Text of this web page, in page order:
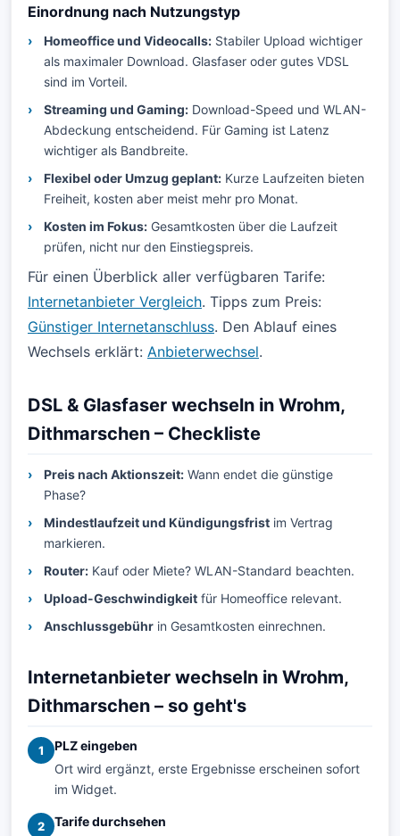
Einordnung nach Nutzungstyp
Homeoffice und Videocalls: Stabiler Upload wichtiger
als maximaler Download. Glasfaser oder gutes VDSL
sind im Vorteil.
Streaming und Gaming: Download-Speed und WLAN-
Abdeckung entscheidend. Für Gaming ist Latenz
wichtiger als Bandbreite.
Flexibel oder Umzug geplant: Kurze Laufzeiten bieten
Freiheit, kosten aber meist mehr pro Monat.
Kosten im Fokus: Gesamtkosten über die Laufzeit
prüfen, nicht nur den Einstiegspreis.
Für einen Überblick aller verfügbaren Tarife:
Internetanbieter Vergleich. Tipps zum Preis:
Günstiger Internetanschluss. Den Ablauf eines
Wechsels erklärt: Anbieterwechsel.
DSL & Glasfaser wechseln in Wrohm,
Dithmarschen – Checkliste
Preis nach Aktionszeit: Wann endet die günstige
Phase?
Mindestlaufzeit und Kündigungsfrist im Vertrag
markieren.
Router: Kauf oder Miete? WLAN-Standard beachten.
Upload-Geschwindigkeit für Homeoffice relevant.
Anschlussgebühr in Gesamtkosten einrechnen.
Internetanbieter wechseln in Wrohm,
Dithmarschen – so geht's
1
PLZ eingeben
Ort wird ergänzt, erste Ergebnisse erscheinen sofort
im Widget.
2
Tarife durchsehen